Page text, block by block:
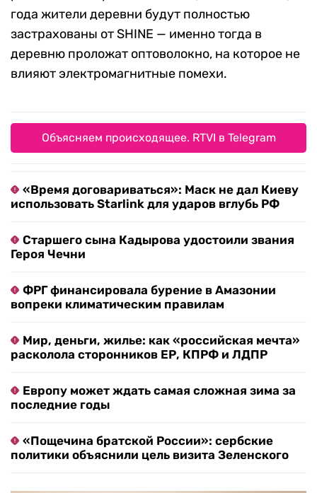
года жители деревни будут полностью
застрахованы от SHINE — именно тогда в
деревню проложат оптоволокно, на которое не
влияют электромагнитные помехи.
Объясняем происходящее. RTVI в Telegram
«Время договариваться»: Маск не дал Киеву
использовать Starlink для ударов вглубь РФ
Старшего сына Кадырова удостоили звания
Героя Чечни
ФРГ финансировала бурение в Амазонии
вопреки климатическим правилам
Мир, деньги, жилье: как «российская мечта»
расколола сторонников ЕР, КПРФ и ЛДПР
Европу может ждать самая сложная зима за
последние годы
«Пощечина братской России»: сербские
политики объяснили цель визита Зеленского